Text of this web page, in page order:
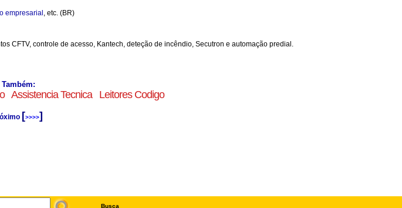
empresarial , etc. (BR)
CFTV, controle de acesso, Kantech, deteção de incêndio, Secutron e automação predial.
Também:
Assistencia Tecnica Leitores Codigo
[>>>>]
Busca